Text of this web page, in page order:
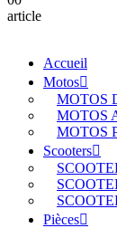
article
Accueil
Motos
MOTOS
MOTOS
MOTOS
Scooters
Pièces